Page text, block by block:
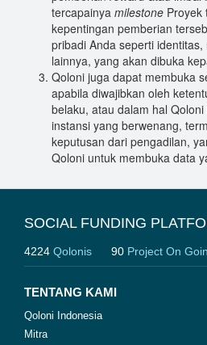
tercapainya milestone Proyek
kepentingan pemberian
pribadi Anda seperti
lainnya, yang akan dibuka
Qoloni juga dapat membuka
apabila diwajibkan oleh
belaku, atau dalam hal
instansi yang berwenang,
keputusan dari pengadilan,
Qoloni untuk membuka data
SOCIAL FUNDING
4224 Qolonis 90 Project On
TENTANG KAMI
Qoloni Indonesia
Mitra